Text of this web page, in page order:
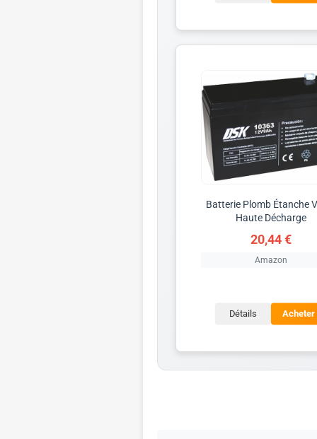
Batterie Plomb Étanche
Haute Décharge
20,44 €
Amazon
Détails Acheter